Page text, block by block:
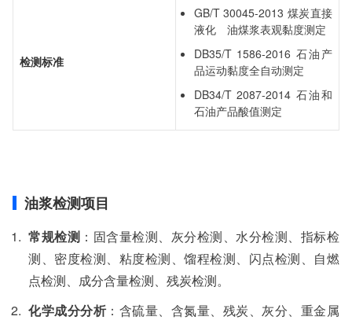
检测标准
GB/T 30045-2013 煤炭直接
液化 油煤浆表观黏度测定
DB35/T 1586-2016 石油产
品运动黏度全自动测定
DB34/T 2087-2014 石油和
石油产品酸值测定
油浆检测项目
常规检测 ：固含量检测、灰分检测、水分检测、指标检
测、密度检测、粘度检测、馏程检测、闪点检测、自燃
点检测、成分含量检测、残炭检测。
化学成分分析：含硫量、含氮量、残炭、灰分、重金属